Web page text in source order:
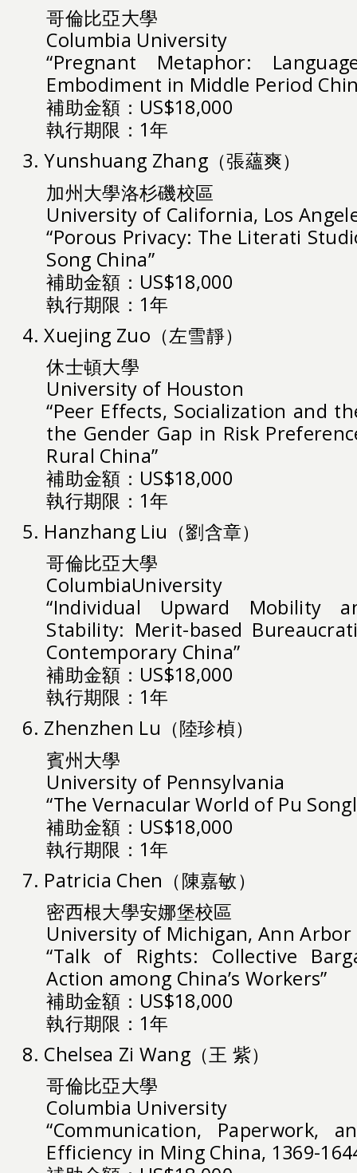
哥倫比亞大學
Columbia University
“Pregnant Metaphor:
Embodiment in Middle Period
補助金額：US$18,000
執行期限：1年
3. Yunshuang Zhang（張蘊爽）
加州大學洛杉磯校區
University of California, Los
“Porous Privacy: The Literati
Song China”
補助金額：US$18,000
執行期限：1年
4. Xuejing Zuo（左雪靜）
休士頓大學
University of Houston
“Peer Effects, Socialization and
the Gender Gap in Risk
Rural China”
補助金額：US$18,000
執行期限：1年
5. Hanzhang Liu（劉含章）
哥倫比亞大學
ColumbiaUniversity
“Individual Upward Mobility
Stability: Merit-based
Contemporary China”
補助金額：US$18,000
執行期限：1年
6. Zhenzhen Lu（陸珍楨）
賓州大學
University of Pennsylvania
“The Vernacular World of Pu
補助金額：US$18,000
執行期限：1年
7. Patricia Chen（陳嘉敏）
密西根大學安娜堡校區
University of Michigan, Ann Arbor
“Talk of Rights: Collective
Action among China’s Workers”
補助金額：US$18,000
執行期限：1年
8. Chelsea Zi Wang（王 紫）
哥倫比亞大學
Columbia University
“Communication, Paperwork,
Efficiency in Ming China, 1369-